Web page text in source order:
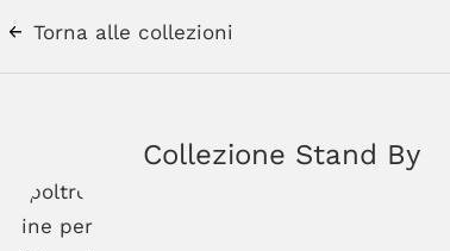
Downloads
Contatti
Torna alle collezioni
Collezione Stand By